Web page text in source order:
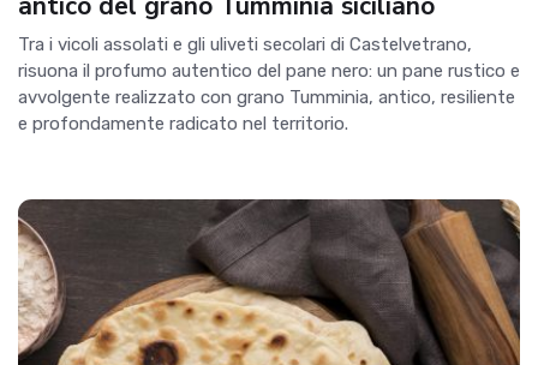
Tra i vicoli assolati e gli uliveti secolari di Castelvetrano,
risuona il profumo autentico del pane nero: un pane rustico e
avvolgente realizzato con grano Tumminia, antico, resiliente
e profondamente radicato nel territorio.